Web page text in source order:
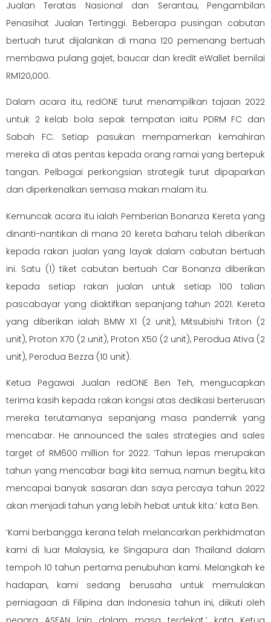
Jualan Teratas Nasional dan Serantau, Pengambilan
Penasihat Jualan Tertinggi. Beberapa pusingan cabutan
bertuah turut dijalankan di mana 120 pemenang bertuah
membawa pulang gajet, baucar dan kredit eWallet bernilai
RM120,000.
Dalam acara itu, redONE turut menampilkan tajaan 2022
untuk 2 kelab bola sepak tempatan iaitu PDRM FC dan
Sabah FC. Setiap pasukan mempamerkan kemahiran
mereka di atas pentas kepada orang ramai yang bertepuk
tangan. Pelbagai perkongsian strategik turut dipaparkan
dan diperkenalkan semasa makan malam itu.
Kemuncak acara itu ialah Pemberian Bonanza Kereta yang
dinanti-nantikan di mana 20 kereta baharu telah diberikan
kepada rakan jualan yang layak dalam cabutan bertuah
ini. Satu (1) tiket cabutan bertuah Car Bonanza diberikan
kepada setiap rakan jualan untuk setiap 100 talian
pascabayar yang diaktifkan sepanjang tahun 2021. Kereta
yang diberikan ialah BMW X1 (2 unit), Mitsubishi Triton (2
unit), Proton X70 (2 unit), Proton X50 (2 unit), Perodua Ativa (2
unit), Perodua Bezza (10 unit).
Ketua Pegawai Jualan redONE Ben Teh, mengucapkan
terima kasih kepada rakan kongsi atas dedikasi berterusan
mereka terutamanya sepanjang masa pandemik yang
mencabar. He announced the sales strategies and sales
target of RM600 million for 2022. ‘Tahun lepas merupakan
tahun yang mencabar bagi kita semua, namun begitu, kita
mencapai banyak sasaran dan saya percaya tahun 2022
akan menjadi tahun yang lebih hebat untuk kita.’ kata Ben.
‘Kami berbangga kerana telah melancarkan perkhidmatan
kami di luar Malaysia, ke Singapura dan Thailand dalam
tempoh 10 tahun pertama penubuhan kami. Melangkah ke
hadapan, kami sedang berusaha untuk memulakan
perniagaan di Filipina dan Indonesia tahun ini, diikuti oleh